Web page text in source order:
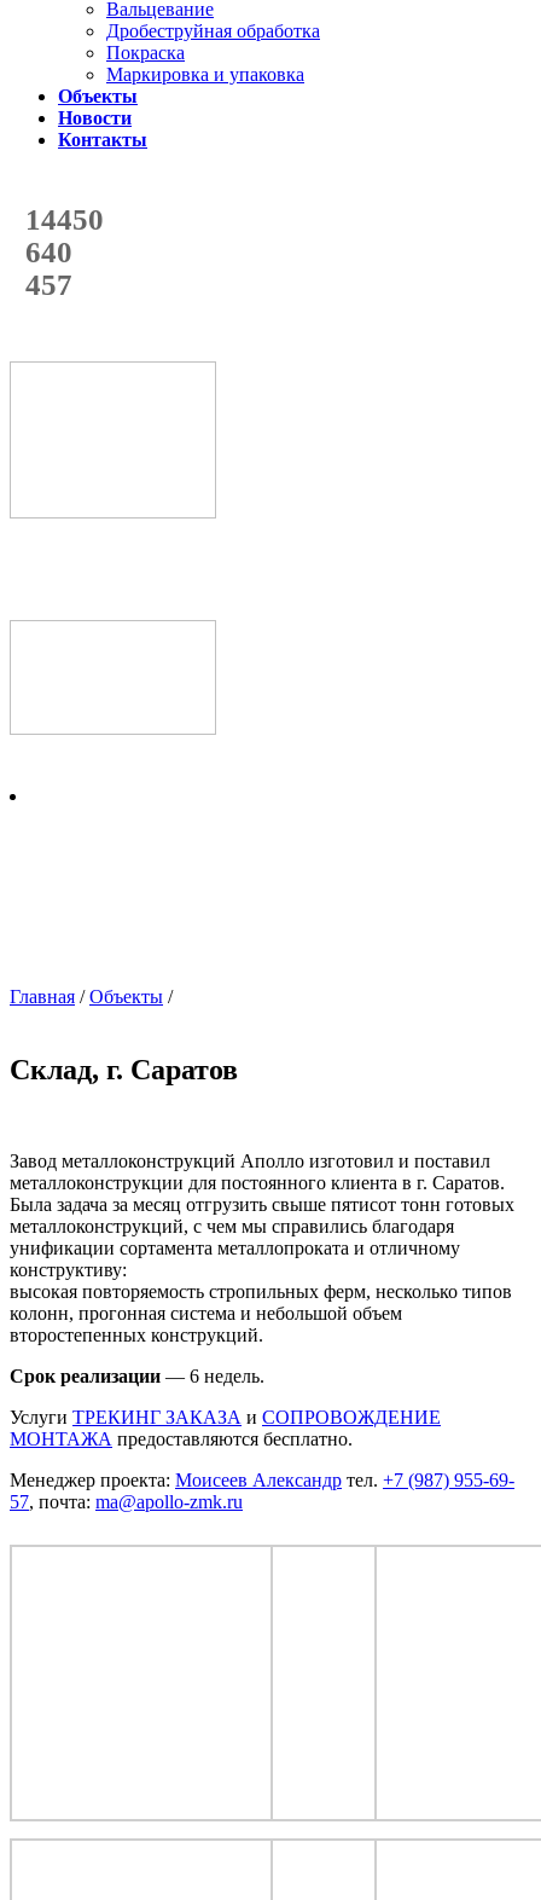
Вальцевание
Дробеструйная обработка
Покраска
Маркировка и упаковка
Объекты
Новости
Контакты
14450
с начала года
640
с начала месяца
457
с начала недели
Главная /Объекты /
Склад, г. Саратов
Завод металлоконструкций Аполло изготовил и поставил
металлоконструкции для постоянного клиента в г. Саратов.
Была задача за месяц отгрузить свыше пятисот тонн готовых
металлоконструкций, с чем мы справились благодаря
унификации сортамента металлопроката и отличному
конструктиву:
высокая повторяемость стропильных ферм, несколько типов
колонн, прогонная система и небольшой объем
второстепенных конструкций.
Срок реализации — 6 недель.
Услуги ТРЕКИНГ ЗАКАЗА и СОПРОВОЖДЕНИЕ
МОНТАЖА предоставляются бесплатно.
Менеджер проекта: Моисеев Александр тел. +7 (987) 955-69-
57, почта: ma@apollo-zmk.ru